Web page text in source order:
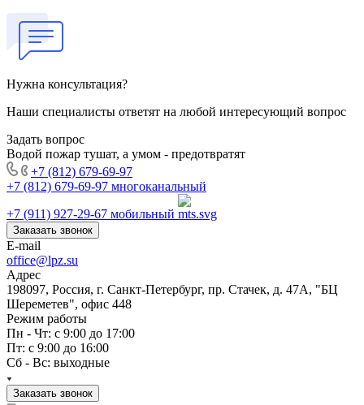
Нужна консультация?
Наши специалисты ответят на любой интересующий вопрос
Задать вопрос
Водой пожар тушат, а умом - предотвратят
+7 (812) 679-69-97
+7 (812) 679-69-97 многоканальный
+7 (911) 927-29-67 мобильный
Заказать звонок
E-mail
office@lpz.su
Адрес
198097, Россия, г. Санкт-Петербург, пр. Стачек, д. 47А, "БЦ
Шереметев", офис 448
Режим работы
Пн - Чт: с 9:00 до 17:00
Пт: с 9:00 до 16:00
Сб - Вс: выходные
Заказать звонок